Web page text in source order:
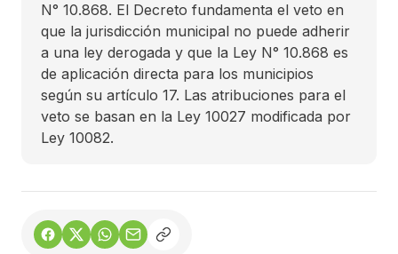
N° 10.868. El Decreto fundamenta el veto en
que la jurisdicción municipal no puede adherir
a una ley derogada y que la Ley N° 10.868 es
de aplicación directa para los municipios
según su artículo 17. Las atribuciones para el
veto se basan en la Ley 10027 modificada por
Ley 10082.